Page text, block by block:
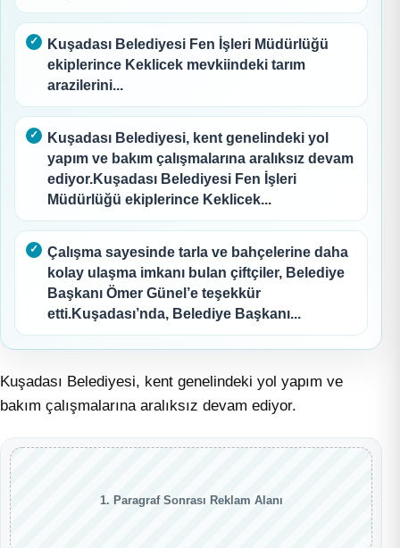
Kuşadası Belediyesi Fen İşleri Müdürlüğü
ekiplerince Keklicek mevkiindeki tarım
arazilerini...
Kuşadası Belediyesi, kent genelindeki yol
yapım ve bakım çalışmalarına aralıksız devam
ediyor.Kuşadası Belediyesi Fen İşleri
Müdürlüğü ekiplerince Keklicek...
Çalışma sayesinde tarla ve bahçelerine daha
kolay ulaşma imkanı bulan çiftçiler, Belediye
Başkanı Ömer Günel’e teşekkür
etti.Kuşadası’nda, Belediye Başkanı...
Kuşadası Belediyesi, kent genelindeki yol yapım ve
bakım çalışmalarına aralıksız devam ediyor.
1. Paragraf Sonrası Reklam Alanı